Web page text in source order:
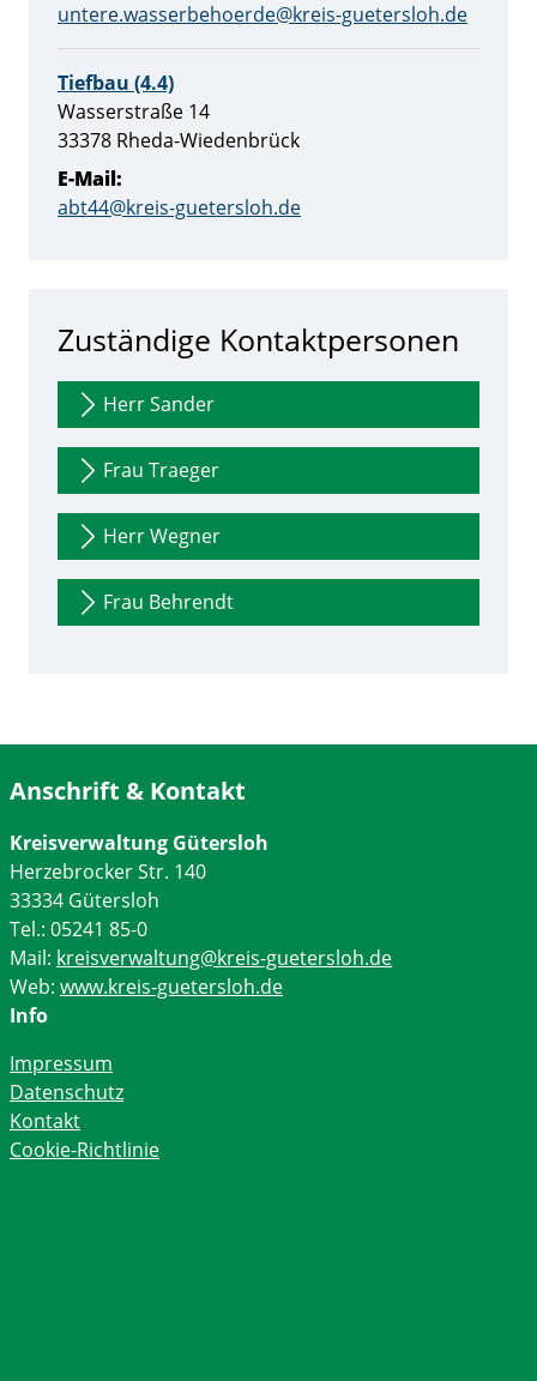
untere.wasserbehoerde@kreis-guetersloh.de
Tiefbau (4.4)
Straße:
Wasserstraße Hausnummer:
14
PLZ:
33378 Ort:
Rheda-Wiedenbrück
E-Mail:
abt44@kreis-guetersloh.de
Zuständige Kontaktpersonen
Herr Sander
Frau Traeger
Herr Wegner
Frau Behrendt
Anschrift & Kontakt
Kreisverwaltung Gütersloh
Herzebrocker Str. 140
33334 Gütersloh
Tel.: 05241 85-0
Mail: kreisverwaltung@kreis-guetersloh.de
Web: www.kreis-guetersloh.de
Info
Impressum
Datenschutz
Kontakt
Cookie-Richtlinie